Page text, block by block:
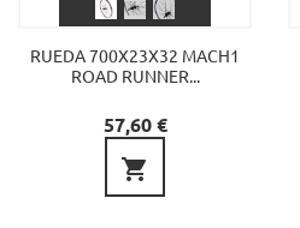
RUEDA 700X23X32 MACH1
ROAD RUNNER...
Precio
57,60 €
